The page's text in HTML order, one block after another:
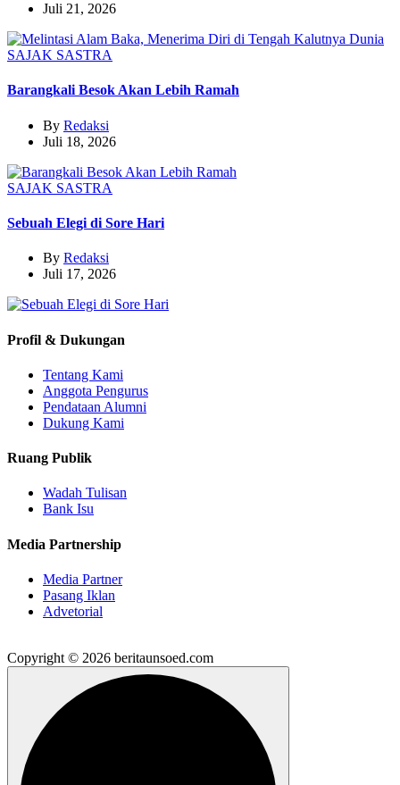
Juli 21, 2026
SAJAK SASTRA
Barangkali Besok Akan Lebih Ramah
By Redaksi
Juli 18, 2026
SAJAK SASTRA
Sebuah Elegi di Sore Hari
By Redaksi
Juli 17, 2026
Profil & Dukungan
Tentang Kami
Anggota Pengurus
Pendataan Alumni
Dukung Kami
Ruang Publik
Wadah Tulisan
Bank Isu
Media Partnership
Media Partner
Pasang Iklan
Advetorial
Copyright © 2026 beritaunsoed.com